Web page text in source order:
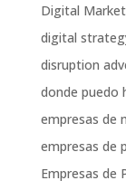
Digital
digital
disruption
donde puedo
empresas de
empresas de
Empresas de